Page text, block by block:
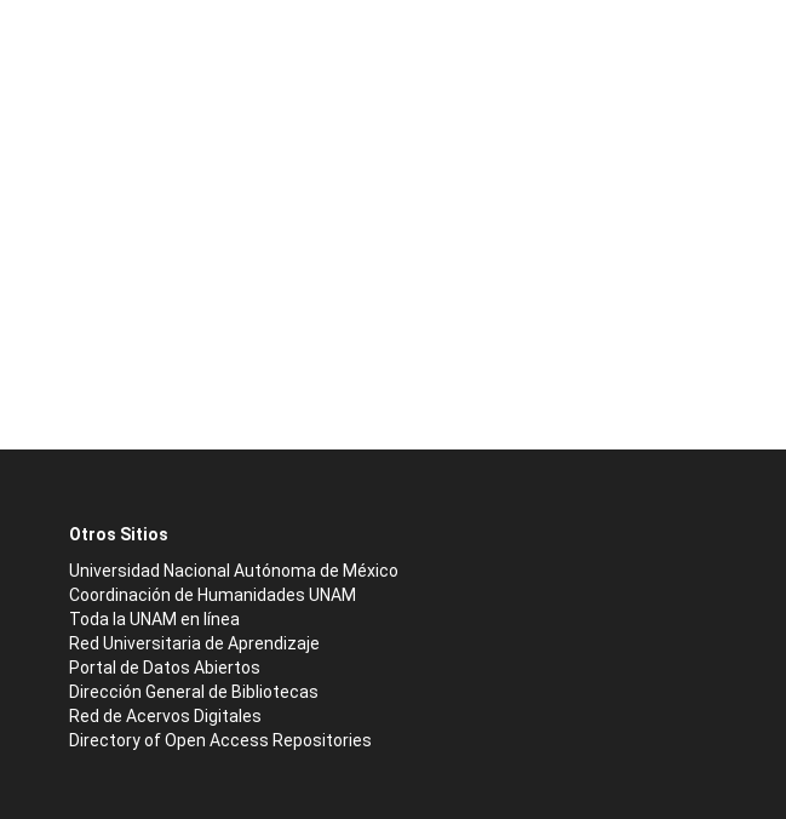
Otros Sitios
Universidad Nacional Autónoma de México
Coordinación de Humanidades UNAM
Toda la UNAM en línea
Red Universitaria de Aprendizaje
Portal de Datos Abiertos
Dirección General de Bibliotecas
Red de Acervos Digitales
Directory of Open Access Repositories